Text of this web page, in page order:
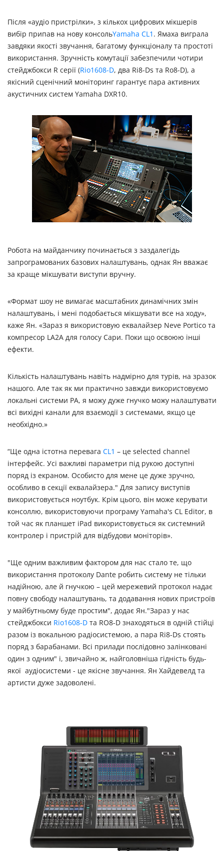
Після «аудіо пристрілки», з кількох цифрових мікшерів
вибір припав на нову консольYamaha CL1 . Ямаха виграла
завдяки якості звучання, багатому функціоналу та простоті
використання. Зручність комутації забезпечили чотири
стейджбокси R серії (Rio1608-D, два Ri8-Ds та Ro8-D), а
якісний сценічний моніторинг гарантує пара активних
акустичних систем Yamaha DXR10.
Робота на майданчику починається з заздалегідь
запрограмованих базових налаштувань, однак Ян вважає
за краще мікшувати виступи вручну.
«Формат шоу не вимагає масштабних динамічних змін
налаштувань, і мені подобається мікшувати все на ходу»,
каже Ян. «Зараз я використовую еквалайзер Neve Portico та
компресор LA2A для голосу Сари. Поки що освоюю інші
ефекти.
Кількість налаштувань навіть надмірно для турів, на зразок
нашого. Але так як ми практично завжди використовуємо
локальні системи PA, я можу дуже гнучко можу налаштувати
всі вихідні канали для взаємодії з системами, якщо це
необхідно.»
“Ще одна істотна перевага CL1 – це selected channel
інтерфейс. Усі важливі параметри під рукою доступні
поряд із екраном. Особисто для мене це дуже зручно,
особливо в секції еквалайзера." Для запису виступів
використовується ноутбук. Крім цього, він може керувати
консоллю, використовуючи програму Yamaha's CL Editor, в
той час як планшет iPad використовується як системний
контролер і пристрій для відбудови моніторів».
"Ще одним важливим фактором для нас стало те, що
використання протоколу Dante робить систему не тільки
надійною, але й гнучкою – цей мережевий протокол надає
повну свободу налаштувань, та додавання нових пристроїв
у майбутньому буде простим", додає Ян."Зараз у нас
стейджбокси Rio1608-D та RO8-D знаходяться в одній стійці
разом із вокальною радіосистемою, а пара Ri8-Ds стоять
поряд з барабанами. Всі прилади послідовно залінковані
один з одним" і, звичайно ж, найголовніша гідність будь-
якої аудіосистеми - це якісне звучання. Ян Хайдевелд та
артисти дуже задоволені.